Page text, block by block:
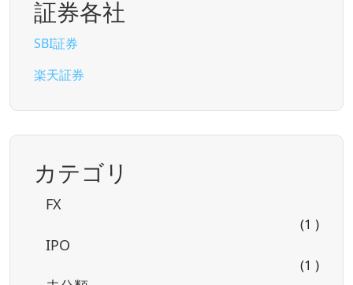
証券各社
SBI証券
楽天証券
カテゴリ
FX
(1 )
IPO
(1 )